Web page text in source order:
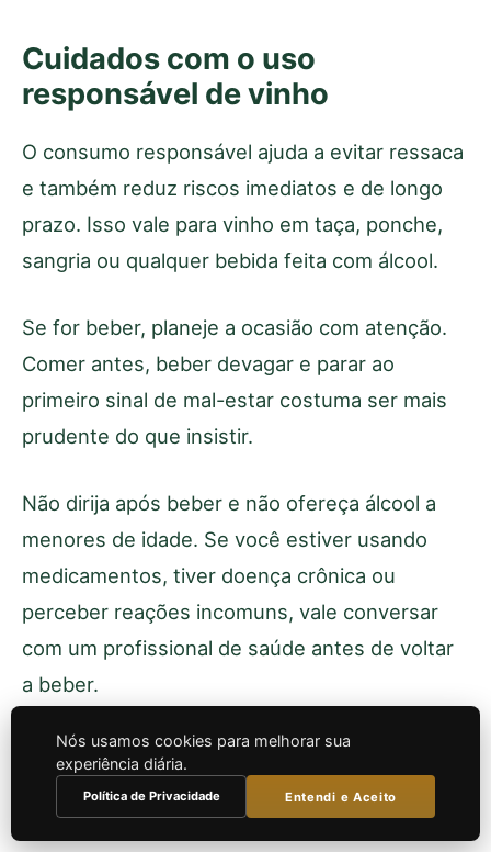
Cuidados com o uso
responsável de vinho
O consumo responsável ajuda a evitar ressaca
e também reduz riscos imediatos e de longo
prazo. Isso vale para vinho em taça, ponche,
sangria ou qualquer bebida feita com álcool.
Se for beber, planeje a ocasião com atenção.
Comer antes, beber devagar e parar ao
primeiro sinal de mal-estar costuma ser mais
prudente do que insistir.
Não dirija após beber e não ofereça álcool a
menores de idade. Se você estiver usando
medicamentos, tiver doença crônica ou
perceber reações incomuns, vale conversar
com um profissional de saúde antes de voltar
a beber.
Quando procurar ajuda médica
com urgência?
Nós usamos cookies para melhorar sua
experiência diária.
Política de Privacidade Entendi e Aceito